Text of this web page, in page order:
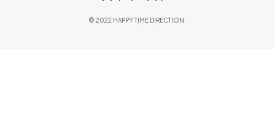
© 2022 HAPPY TIME DIRECTION.